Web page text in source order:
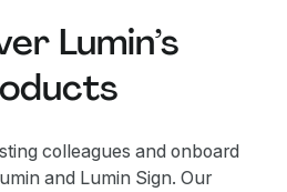
Lumin’s
colleagues and onboard
and Lumin Sign. Our